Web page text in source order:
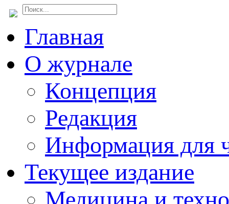
Главная
О журнале
Концепция
Редакция
Информация для
Текущее издание